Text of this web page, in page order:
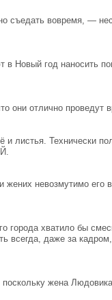
съедать вовремя, —
в Новый год наносить
они отлично проведут
листья. Технически
невозмутимо его
города хватило бы
всегда, даже за
жена